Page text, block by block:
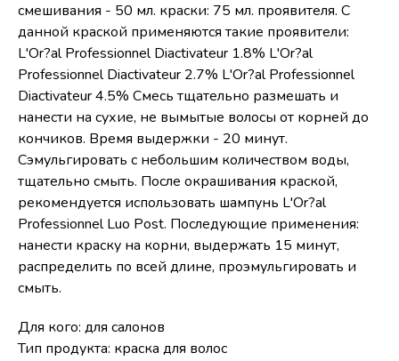
смешивания - 50 мл. краски: 75 мл. проявителя. С
данной краской применяются такие проявители:
L'Or?al Professionnel Diactivateur 1.8% L'Or?al
Professionnel Diactivateur 2.7% L'Or?al Professionnel
Diactivateur 4.5% Смесь тщательно размешать и
нанести на сухие, не вымытые волосы от корней до
кончиков. Время выдержки - 20 минут.
Сэмульгировать с небольшим количеством воды,
тщательно смыть. После окрашивания краской,
рекомендуется использовать шампунь L'Or?al
Professionnel Luo Post. Последующие применения:
нанести краску на корни, выдержать 15 минут,
распределить по всей длине, проэмульгировать и
смыть.
Для кого: для салонов
Тип продукта: краска для волос